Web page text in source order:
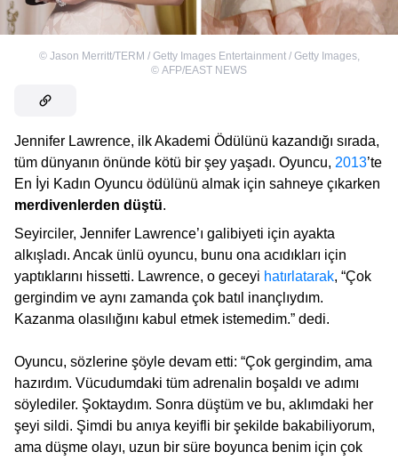
© Jason Merritt/TERM / Getty Images Entertainment / Getty Images,
© AFP/EAST NEWS
Jennifer Lawrence, ilk Akademi Ödülünü kazandığı sırada,
tüm dünyanın önünde kötü bir şey yaşadı. Oyuncu, 2013’te
En İyi Kadın Oyuncu ödülünü almak için sahneye çıkarken
merdivenlerden düştü.
Seyirciler, Jennifer Lawrence’ı galibiyeti için ayakta
alkışladı. Ancak ünlü oyuncu, bunu ona acıdıkları için
yaptıklarını hissetti. Lawrence, o geceyi hatırlatarak, “Çok
gergindim ve aynı zamanda çok batıl inançlıydım.
Kazanma olasılığını kabul etmek istemedim.” dedi.
Oyuncu, sözlerine şöyle devam etti: “Çok gergindim, ama
hazırdım. Vücudumdaki tüm adrenalin boşaldı ve adımı
söylediler. Şoktaydım. Sonra düştüm ve bu, aklımdaki her
şeyi sildi. Şimdi bu anıya keyifli bir şekilde bakabiliyorum,
ama düşme olayı, uzun bir süre boyunca benim için çok